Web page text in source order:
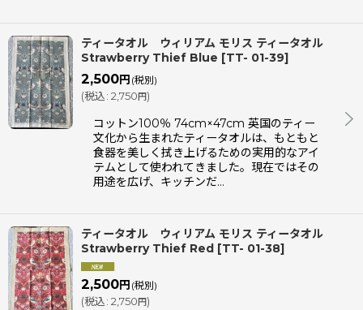
ティータオル ウィリアム モリス ティータオル
Strawberry Thief Blue [TT- 01-39]
2,500円 (税別)
(税込: 2,750 円)
コットン100％ 74cm×47cm 英国のティー
文化から生まれたティータオルは、もともと
食器を美しく拭き上げるための実用的なアイ
テムとして使われてきました。現在ではその
用途を広げ、キッチンだ…
ティータオル ウィリアム モリス ティータオル
Strawberry Thief Red [TT- 01-38]
2,500円 (税別)
(税込: 2,750 円)